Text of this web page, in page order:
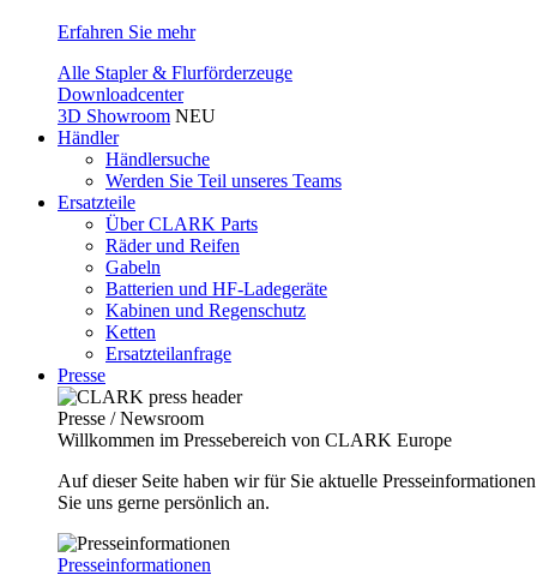
Erfahren Sie mehr
Alle Stapler & Flurförderzeuge
Downloadcenter
3D Showroom NEU
Händler
Händlersuche
Werden Sie Teil unseres Teams
Ersatzteile
Über CLARK Parts
Räder und Reifen
Gabeln
Batterien und HF-Ladegeräte
Kabinen und Regenschutz
Ketten
Ersatzteilanfrage
Presse
Presse / Newsroom
Willkommen im Pressebereich von CLARK Europe
Auf dieser Seite haben wir für Sie aktuelle
Sie uns gerne persönlich an.
Presseinformationen